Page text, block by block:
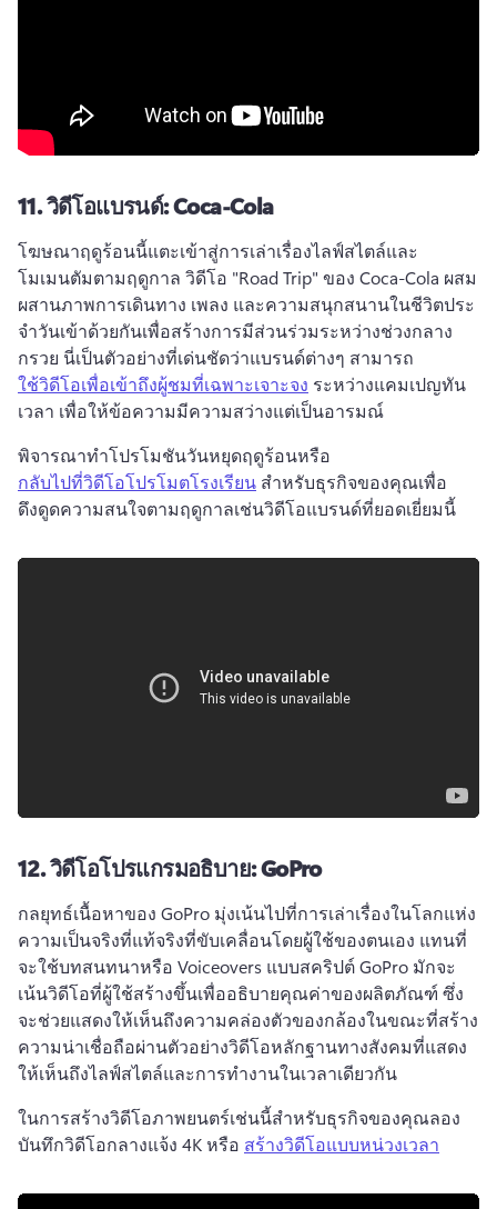
11.วิดีโอแบรนด์: Coca-Cola
โฆษณาฤดูร้อนนี้แตะเข้าสู่การเล่าเรื่องไลฟ์สไตล์และ
โมเมนตัมตามฤดูกาล วิดีโอ "Road Trip" ของ Coca-Cola ผสม
ผสานภาพการเดินทาง เพลง และความสนุกสนานในชีวิตประ
จําวันเข้าด้วยกันเพื่อสร้างการมีส่วนร่วมระหว่างช่วงกลาง
กรวย นี่เป็นตัวอย่างที่เด่นชัดว่าแบรนด์ต่างๆ สามารถ
ใช้วิดีโอเพื่อเข้าถึงผู้ชมที่เฉพาะเจาะจง ระหว่างแคมเปญทัน
เวลา เพื่อให้ข้อความมีความสว่างแต่เป็นอารมณ์
พิจารณาทําโปรโมชันวันหยุดฤดูร้อนหรือ
กลับไปที่วิดีโอโปรโมตโรงเรียน สําหรับธุรกิจของคุณเพื่อ
ดึงดูดความสนใจตามฤดูกาลเช่นวิดีโอแบรนด์ที่ยอดเยี่ยมนี้
12.วิดีโอโปรแกรมอธิบาย: GoPro
กลยุทธ์เนื้อหาของ GoPro มุ่งเน้นไปที่การเล่าเรื่องในโลกแห่ง
ความเป็นจริงที่แท้จริงที่ขับเคลื่อนโดยผู้ใช้ของตนเอง แทนที่
จะใช้บทสนทนาหรือ Voiceovers แบบสคริปต์ GoPro มักจะ
เน้นวิดีโอที่ผู้ใช้สร้างขึ้นเพื่ออธิบายคุณค่าของผลิตภัณฑ์ ซึ่ง
จะช่วยแสดงให้เห็นถึงความคล่องตัวของกล้องในขณะที่สร้าง
ความน่าเชื่อถือผ่านตัวอย่างวิดีโอหลักฐานทางสังคมที่แสดง
ให้เห็นถึงไลฟ์สไตล์และการทํางานในเวลาเดียวกัน
ในการสร้างวิดีโอภาพยนตร์เช่นนี้สําหรับธุรกิจของคุณลอง
บันทึกวิดีโอกลางแจ้ง 4K หรือ สร้างวิดีโอแบบหน่วงเวลา